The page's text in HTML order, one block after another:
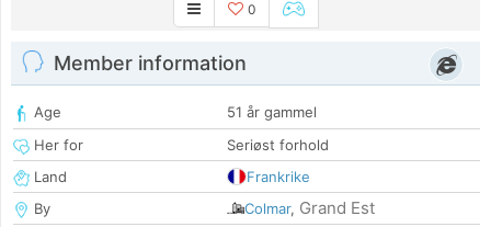
0
Member information
Age
51 år gammel
Her for
Seriøst forhold
Land
Frankrike
By
Colmar, Grand Est